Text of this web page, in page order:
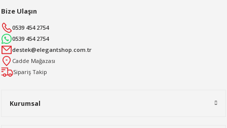
Kurumsal
Bize Ulaşın
0539 454 2754
0539 454 2754
destek@elegantshop.com.tr
Cadde Mağazası
Sipariş Takip